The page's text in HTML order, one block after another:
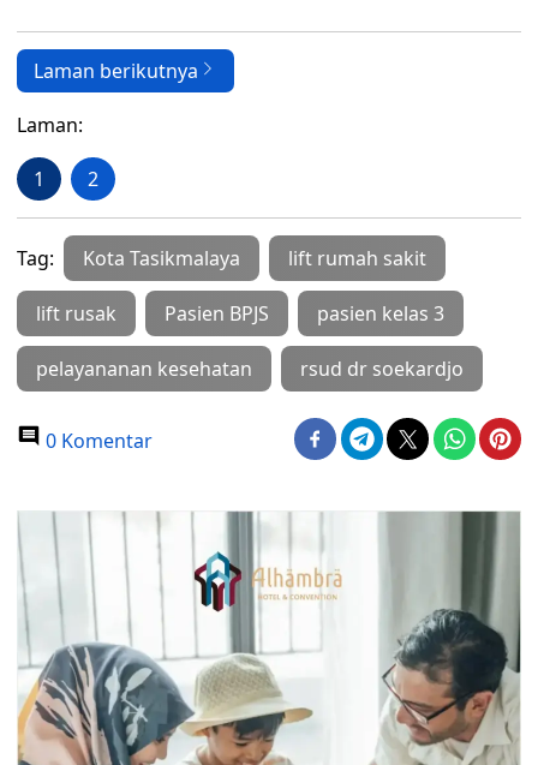
Laman berikutnya
Laman:
1 2
Tag: Kota Tasikmalaya lift rumah sakit
lift rusak Pasien BPJS pasien kelas 3
pelayananan kesehatan rsud dr soekardjo
0 Komentar